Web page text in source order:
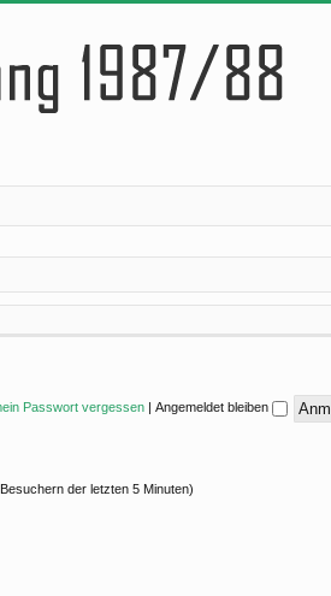
Passwort vergessen Angemeldet bleiben
der letzten 5 Minuten)